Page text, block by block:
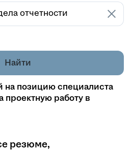
Найти
на позицию специалиста
проектную работу в
резюме,